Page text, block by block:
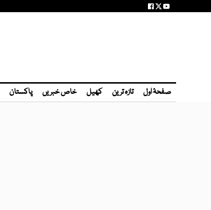
صفحۂ اول تازہ ترین کھیل خاص خبریں پاکستان